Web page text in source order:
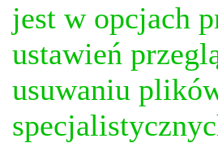
jest w opcjach
ustawień
usuwaniu